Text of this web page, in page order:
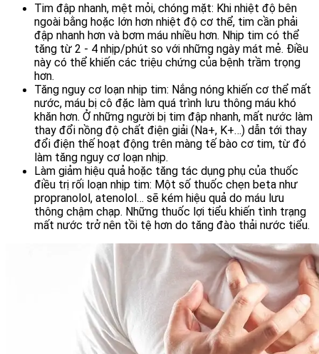
Tim đập nhanh, mệt mỏi, chóng mặt: Khi nhiệt độ bên
ngoài bằng hoặc lớn hơn nhiệt độ cơ thể, tim cần phải
đập nhanh hơn và bơm máu nhiều hơn. Nhịp tim có thể
tăng từ 2 - 4 nhịp/phút so với những ngày mát mẻ. Điều
này có thể khiến các triệu chứng của bệnh trầm trọng
hơn.
Tăng nguy cơ loạn nhịp tim: Nắng nóng khiến cơ thể mất
nước, máu bị cô đặc làm quá trình lưu thông máu khó
khăn hơn. Ở những người bị tim đập nhanh, mất nước làm
thay đổi nồng độ chất điện giải (Na+, K+…) dẫn tới thay
đổi điện thế hoạt động trên màng tế bào cơ tim, từ đó
làm tăng nguy cơ loạn nhịp.
Làm giảm hiệu quả hoặc tăng tác dụng phụ của thuốc
điều trị rối loạn nhịp tim: Một số thuốc chẹn beta như
propranolol, atenolol… sẽ kém hiệu quả do máu lưu
thông chậm chạp. Những thuốc lợi tiểu khiến tình trạng
mất nước trở nên tồi tệ hơn do tăng đào thải nước tiểu.